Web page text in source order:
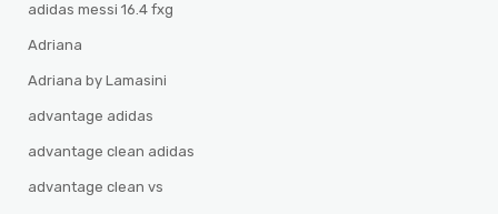
adidas messi 16.4 fxg
Adriana
Adriana by Lamasini
advantage adidas
advantage clean adidas
advantage clean vs